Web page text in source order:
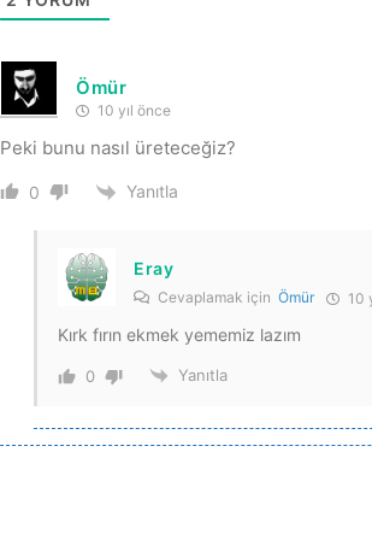
Ömür
10 yıl önce
Peki bunu nasıl üreteceğiz?
0 Yanıtla
Eray
Cevaplamak için Ömür 10
Kırk fırın ekmek yememiz lazım
0 Yanıtla